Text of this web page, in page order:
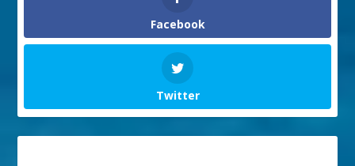
Facebook
Twitter